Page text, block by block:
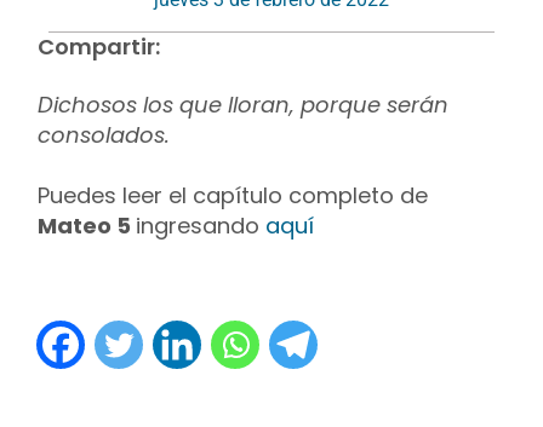
Compartir:
Dichosos los que lloran, porque serán
consolados.
Puedes leer el capítulo completo de
Mateo 5 ingresando aquí